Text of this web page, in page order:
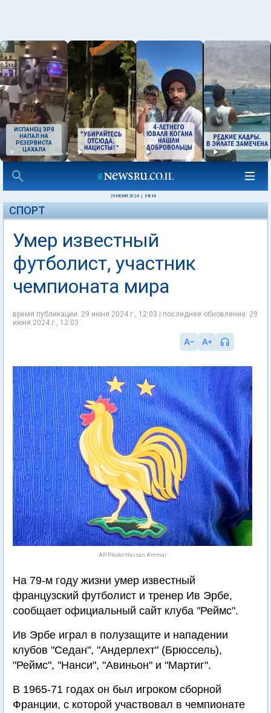
ИСПАНЕЦ ЗРЯ
НАПАЛ НА
РЕЗЕРВИСТА
ЦАХАЛА
29 ИЮНЯ 2024 08:14
СПОРТ
Умер известный
футболист, участник
чемпионата мира
время публикации: 29 июня 2024 г., 12:03 | последнее обновление: 29
июня 2024 г., 12:03
AP Photo/Hassan Ammar
На 79-м году жизни умер известный
французский футболист и тренер Ив Эрбе,
сообщает официальный сайт клуба "Реймс".
Ив Эрбе играл в полузащите и нападении
клубов "Седан", "Андерлехт" (Брюссель),
"Реймс", "Нанси", "Авиньон" и "Мартиг".
В 1965-71 годах он был игроком сборной
Франции, с которой участвовал в чемпионате